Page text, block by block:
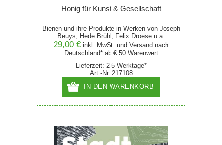
Honig für Kunst & Gesellschaft
Bienen und ihre Produkte in Werken von Joseph
Beuys, Hede Brühl, Felix Droese u.a.
29,00 € inkl. MwSt. und Versand nach
Deutschland* ab € 50 Warenwert
Lieferzeit: 2-5 Werktage*
Art.-Nr. 217108
IN DEN WARENKORB